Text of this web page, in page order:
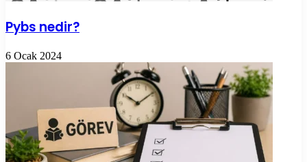
Pybs nedir?
6 Ocak 2024